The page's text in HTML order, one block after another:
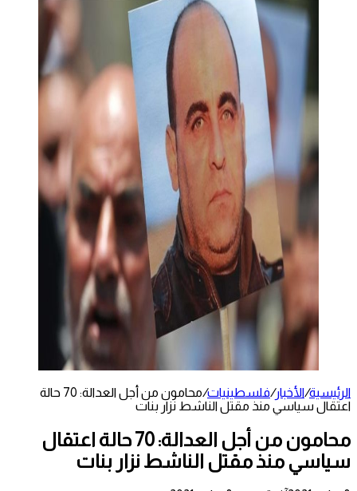
الرئيسية/الأخبار/فلسطينيات/
محامون من أجل العدالة: 70 حالة
اعتقال سياسي منذ مقتل الناشط نزار بنات
محامون من أجل العدالة: 70 حالة اعتقال
سياسي منذ مقتل الناشط نزار بنات